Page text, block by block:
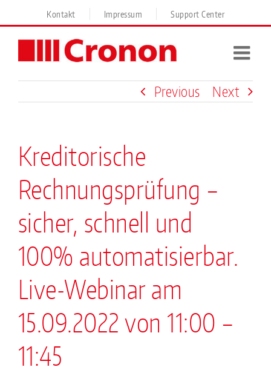
to
Kontakt Impressum Support Center
Previous Next
Kreditorische
Rechnungsprüfung –
sicher, schnell und
100% automatisierbar.
Live-Webinar am
15.09.2022 von 11:00 –
11:45